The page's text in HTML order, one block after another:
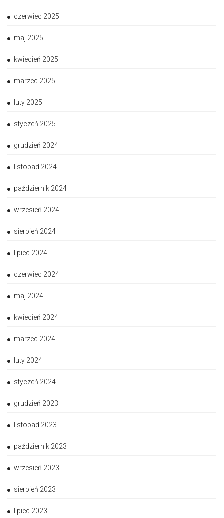
czerwiec 2025
maj 2025
kwiecień 2025
marzec 2025
luty 2025
styczeń 2025
grudzień 2024
listopad 2024
październik 2024
wrzesień 2024
sierpień 2024
lipiec 2024
czerwiec 2024
maj 2024
kwiecień 2024
marzec 2024
luty 2024
styczeń 2024
grudzień 2023
listopad 2023
październik 2023
wrzesień 2023
sierpień 2023
lipiec 2023